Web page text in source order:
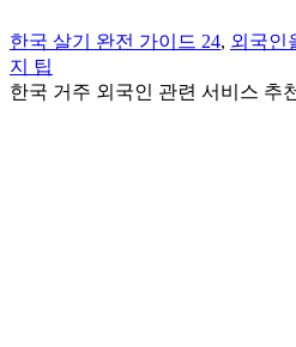
한국 살기 완전 가이드 24, 외국인
지 팁
한국 거주 외국인 관련 서비스 추